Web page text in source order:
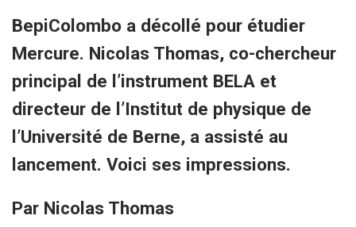
BepiColombo a décollé pour étudier
Mercure. Nicolas Thomas, co-chercheur
principal de l’instrument BELA et
directeur de l’Institut de physique de
l’Université de Berne, a assisté au
lancement. Voici ses impressions.
Par Nicolas Thomas